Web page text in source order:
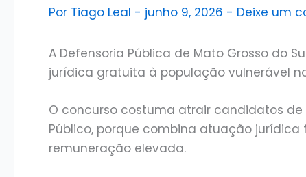
Por Tiago Leal - junho 9, 2026 - Deixe um
A Defensoria Pública de Mato Grosso do
jurídica gratuita à população vulnerável
O concurso costuma atrair candidatos
Público, porque combina atuação
remuneração elevada.